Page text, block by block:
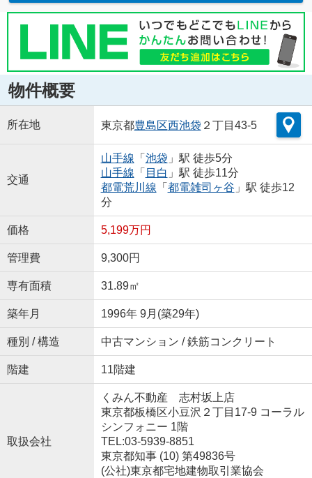
物件概要
所在地 東京都豊島区西池袋 ２丁目43-5
交通
山手線 「 池袋 」駅 徒歩5分
山手線 「 目白 」駅 徒歩11分
都電荒川線 「 都電雑司ヶ谷 」駅 徒歩12
分
価格 5,199万円
管理費 9,300円
専有面積 31.89㎡
築年月 1996年 9月(築29年)
種別 / 構造 中古マンション / 鉄筋コンクリート
階建 11階建
取扱会社
くみん不動産 志村坂上店
東京都板橋区小豆沢２丁目17-9 コーラル
シンフォニー 1階
TEL:03-5939-8851
東京都知事 (10) 第49836号
(公社)東京都宅地建物取引業協会